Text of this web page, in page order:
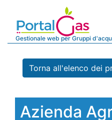
Gestionale web per Gruppi
Torna all'elenco dei
Azienda